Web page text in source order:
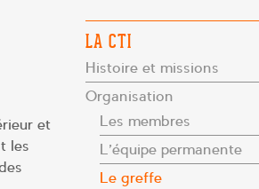
et
les
LA CTI
Histoire et missions
Organisation
Les membres
L’équipe permanente
Le greffe